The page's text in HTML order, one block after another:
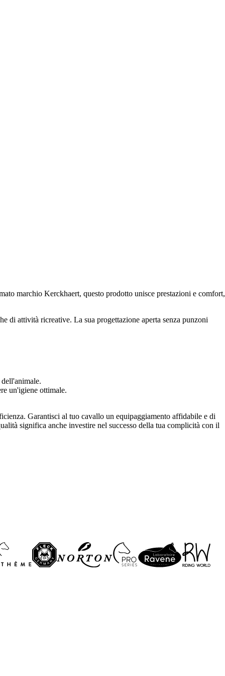
marchio Kerckhaert, questo prodotto unisce prestazioni e comfort,
di attività ricreative. La sua progettazione aperta senza punzoni
un'igiene ottimale.
Garantisci al tuo cavallo un equipaggiamento affidabile e di
significa anche investire nel successo della tua complicità con il